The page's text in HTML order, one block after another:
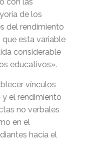
de los
del rendimiento
esta variable
considerable
educativos».
vínculos
el rendimiento
no verbales
en el
hacia el